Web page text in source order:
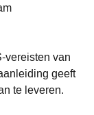
vereisten van
geeft
te leveren.